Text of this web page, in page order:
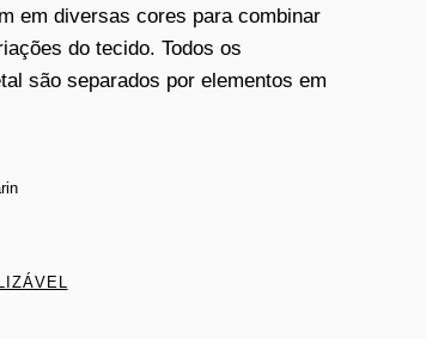
em diversas cores para combinar
do tecido. Todos os
são separados por elementos em